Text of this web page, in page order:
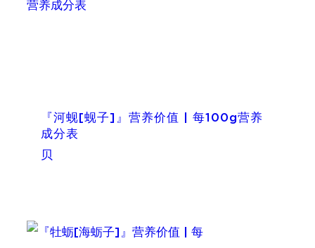
『河蚬[蚬子]』营养价值 | 每100g营养
成分表
贝